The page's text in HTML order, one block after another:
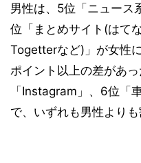
男性は、5位「ニュース
位「まとめサイト(はて
Togetterなど)」が女性
ポイント以上の差があ
「Instagram」、6位「
で、いずれも男性より